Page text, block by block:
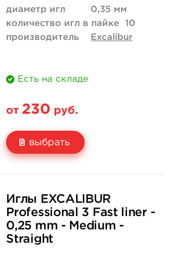
диаметр игл
0,35 мм
количество игл в пайке
10
производитель
Excalibur
Есть на складе
от 230 руб.
выбрать
230 руб.
купить
2 185 руб.
Иглы EXCALIBUR
Professional 3 Fast liner -
0,25 mm - Medium -
Straight